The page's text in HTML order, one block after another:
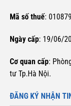
Mã số thuế:
Ngày cấp: 19/06/
Cơ quan cấp:
tư Tp.Hà Nội.
ĐĂNG KÝ NHẬN